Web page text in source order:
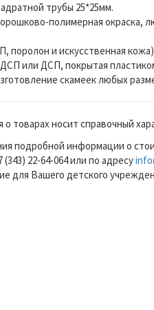
трубы 25*25мм.
полимерная окраска,
поролон и искусственная
или ДСП, покрытая
скамеек любых
товарах носит справочный
подробной информации о
22-64-064 или по адресу
для Вашего детского